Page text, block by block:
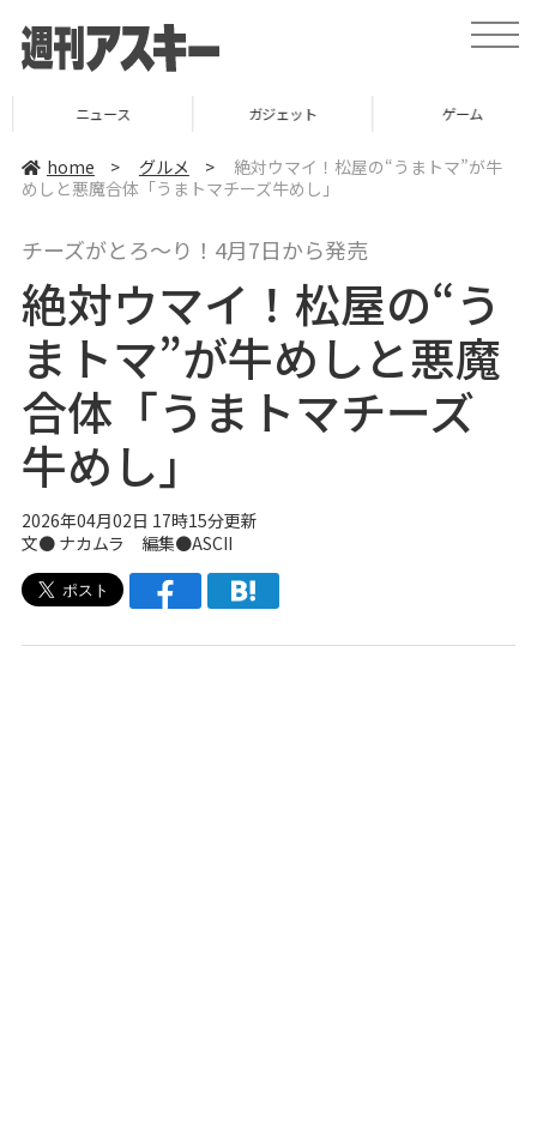
t
o
a
v
ニュース ガジェット ゲーム
home > グルメ >
絶対ウマイ！松屋の“うまトマ”が牛
めしと悪魔合体「うまトマチーズ牛めし」
チーズがとろ～り！4月7日から発売
絶対ウマイ！松屋の“う
まトマ”が牛めしと悪魔
合体「うまトマチーズ
牛めし」
2026年04月02日 17時15分更新
文● ナカムラ 編集●ASCII